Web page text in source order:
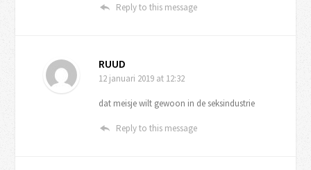
Reply to this message
RUUD
12 januari 2019 at 12:32
dat meisje wilt gewoon in de seksindustrie
Reply to this message